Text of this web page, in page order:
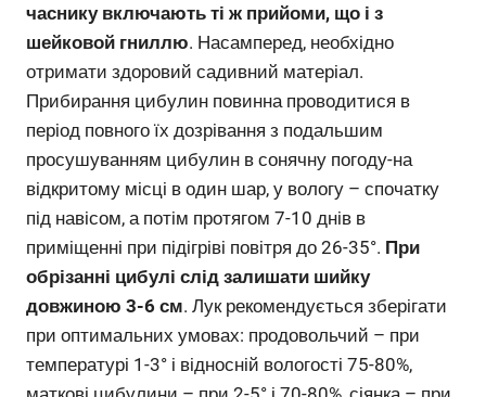
часнику включають ті ж прийоми, що і з
шейковой гниллю. Насамперед, необхідно
отримати здоровий садивний матеріал.
Прибирання цибулин повинна проводитися в
період повного їх дозрівання з подальшим
просушуванням цибулин в сонячну погоду-на
відкритому місці в один шар, у вологу – спочатку
під навісом, а потім протягом 7-10 днів в
приміщенні при підігріві повітря до 26-35°. При
обрізанні цибулі слід залишати шийку
довжиною 3-6 см. Лук рекомендується зберігати
при оптимальних умовах: продовольчий – при
температурі 1-3° і відносній вологості 75-80%,